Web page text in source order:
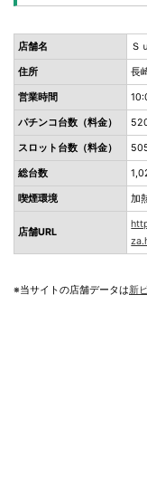
店舗名 Ｓ
住所 長
営業時間
パチンコ台数（料金）
スロット台数（料金）
総台数
喫煙環境 加
店舗URL
※当サイトの店舗データは新